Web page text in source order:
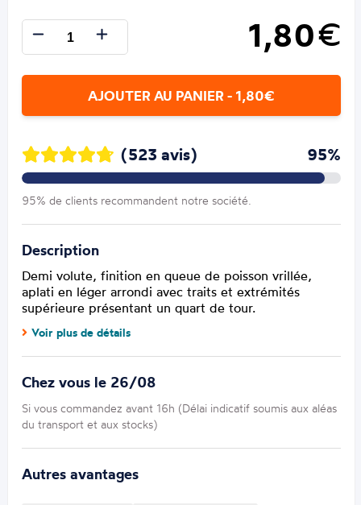
1,80€
AJOUTER AU PANIER - 1,80€
(523 avis) 95%
95% de clients recommandent notre société.
Description
Demi volute, finition en queue de poisson vrillée,
aplati en léger arrondi avec traits et extrémités
supérieure présentant un quart de tour.
Voir plus de détails
Chez vous le 26/08
Si vous commandez avant 16h (Délai indicatif soumis aux aléas
du transport et aux stocks)
Autres avantages